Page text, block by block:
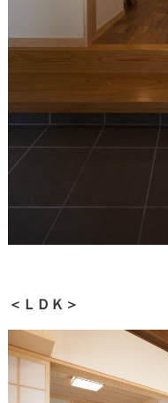
＜ＬＤＫ＞